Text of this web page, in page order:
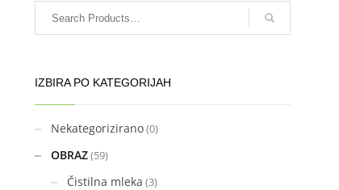
IZBIRA PO KATEGORIJAH
Nekategorizirano(0)
OBRAZ(59)
Čistilna mleka (3)